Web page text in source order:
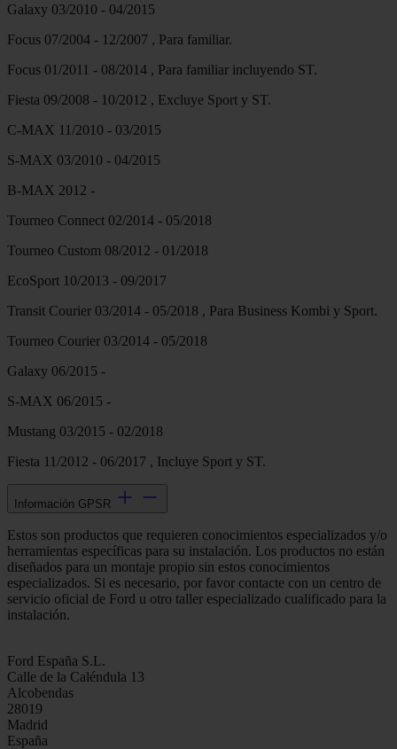
Galaxy 03/2010 - 04/2015
Focus 07/2004 - 12/2007 , Para familiar.
Focus 01/2011 - 08/2014 , Para familiar incluyendo ST.
Fiesta 09/2008 - 10/2012 , Excluye Sport y ST.
C-MAX 11/2010 - 03/2015
S-MAX 03/2010 - 04/2015
B-MAX 2012 -
Tourneo Connect 02/2014 - 05/2018
Tourneo Custom 08/2012 - 01/2018
EcoSport 10/2013 - 09/2017
Transit Courier 03/2014 - 05/2018 , Para Business Kombi y Sport.
Tourneo Courier 03/2014 - 05/2018
Galaxy 06/2015 -
S-MAX 06/2015 -
Mustang 03/2015 - 02/2018
Fiesta 11/2012 - 06/2017 , Incluye Sport y ST.
Información GPSR
Estos son productos que requieren conocimientos especializados y/o
herramientas específicas para su instalación. Los productos no están
diseñados para un montaje propio sin estos conocimientos
especializados. Si es necesario, por favor contacte con un centro de
servicio oficial de Ford u otro taller especializado cualificado para la
instalación.
Ford España S.L.
Calle de la Caléndula 13
Alcobendas
28019
Madrid
España